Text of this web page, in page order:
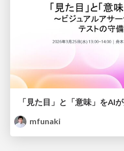
mfunaki